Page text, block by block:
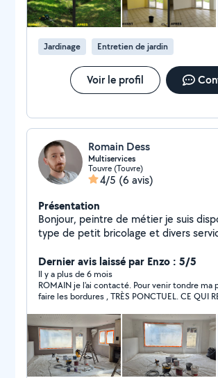
Jardinage Entretien de jardin
Voir le profil
Romain Dess
Multiservices
Touvre (Touvre)
4/5 (6 avis)
Présentation
Bonjour, peintre de métier je suis
type de petit bricolage et divers
Dernier avis laissé par Enzo : 5/5
Il y a plus de 6 mois
ROMAIN je l'ai contacté. Pour venir tondre ma pelouse et Me
faire les bordures , TRÈS PONCTUEL. CE QUI REFLÈTE SON
RAPIDE , SOIGNER ET PROPRE , JE NE REGRETTE PAS DE
L'AVOIR FAIT VENIR. J'ai d'autres petits travaux à faire
n'oublierai pas de. REVENIR VERS LUI " FAITES LUI CONFIANCE,
IL EST AMBITIEUX ET A BESOIN DE TRAVAILLER " À TRÈS
BIENTÔT. FRÉDÉRIC